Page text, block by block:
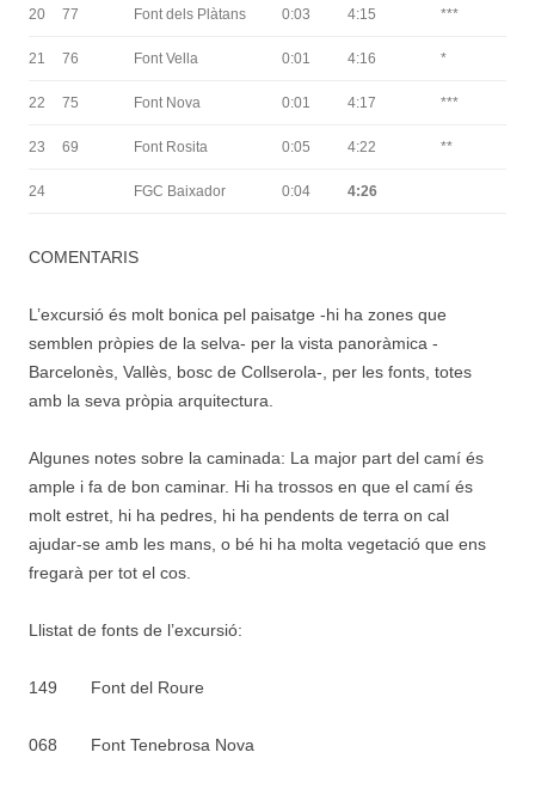
20 77 Font dels Plàtans 0:03 4:15 ***
21 76 Font Vella 0:01 4:16 *
22 75 Font Nova 0:01 4:17 ***
23 69 Font Rosita 0:05 4:22 **
24 FGC Baixador 0:04 4:26
COMENTARIS
L’excursió és molt bonica pel paisatge -hi ha zones que
semblen pròpies de la selva- per la vista panoràmica -
Barcelonès, Vallès, bosc de Collserola-, per les fonts, totes
amb la seva pròpia arquitectura.
Algunes notes sobre la caminada: La major part del camí és
ample i fa de bon caminar. Hi ha trossos en que el camí és
molt estret, hi ha pedres, hi ha pendents de terra on cal
ajudar-se amb les mans, o bé hi ha molta vegetació que ens
fregarà per tot el cos.
Llistat de fonts de l’excursió:
149 Font del Roure
068 Font Tenebrosa Nova